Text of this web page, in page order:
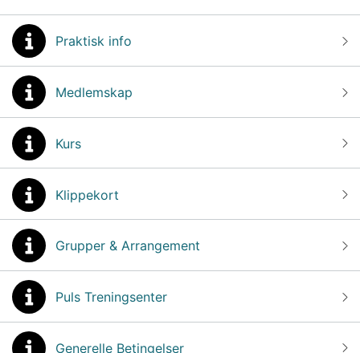
Praktisk info
Medlemskap
Kurs
Klippekort
Grupper & Arrangement
Puls Treningsenter
Generelle Betingelser